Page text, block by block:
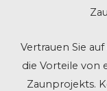
Vertrauen Sie
die Vorteile von
Zaunprojekts.